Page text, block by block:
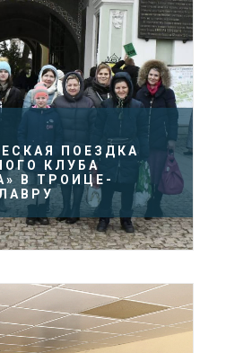
ПОЕЗДКА
КЛУБА
В ТРОИЦЕ-